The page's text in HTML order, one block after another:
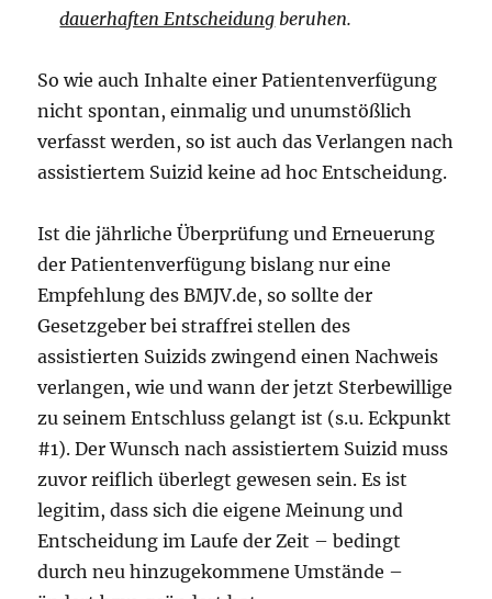
dauerhaften Entscheidung beruhen.
So wie auch Inhalte einer Patientenverfügung
nicht spontan, einmalig und unumstößlich
verfasst werden, so ist auch das Verlangen nach
assistiertem Suizid keine ad hoc Entscheidung.
Ist die jährliche Überprüfung und Erneuerung
der Patientenverfügung bislang nur eine
Empfehlung des BMJV.de, so sollte der
Gesetzgeber bei straffrei stellen des
assistierten Suizids zwingend einen Nachweis
verlangen, wie und wann der jetzt Sterbewillige
zu seinem Entschluss gelangt ist (s.u. Eckpunkt
#1). Der Wunsch nach assistiertem Suizid muss
zuvor reiflich überlegt gewesen sein. Es ist
legitim, dass sich die eigene Meinung und
Entscheidung im Laufe der Zeit – bedingt
durch neu hinzugekommene Umstände –